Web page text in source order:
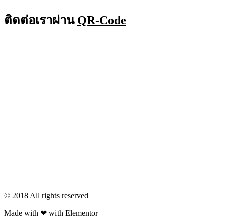
ติดต่อเราผ่าน QR-Code
© 2018 All rights reserved​
Made with ❤ with Elementor​